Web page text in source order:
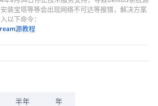
装宝塔等等会出现网络不可达等报错，解决方案
以下命令：
源教程
半年 年